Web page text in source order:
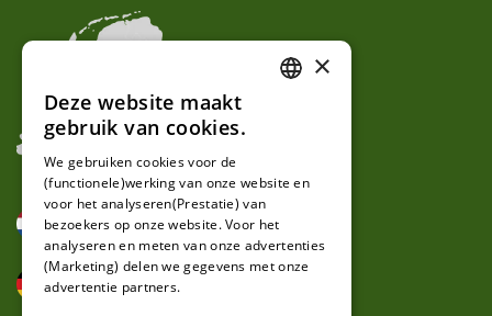
GERMAN
×
Deze website maakt
gebruik van cookies.
We gebruiken cookies voor de
(functionele)werking van onze website en
voor het analyseren(Prestatie) van
bezoekers op onze website. Voor het
analyseren en meten van onze advertenties
(Marketing) delen we gegevens met onze
advertentie partners.